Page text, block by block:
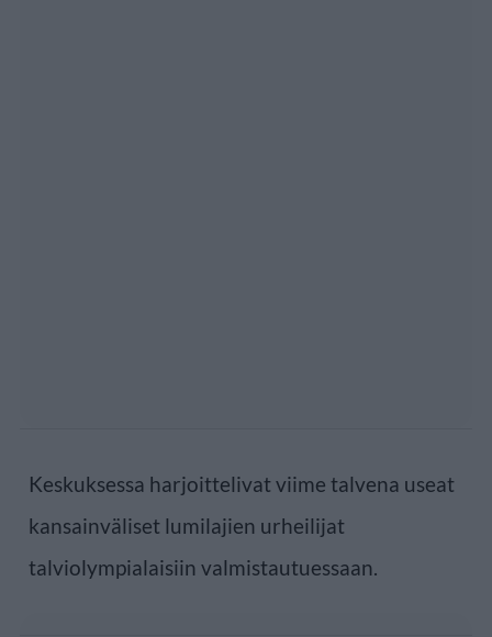
Keskuksessa harjoittelivat viime talvena useat
kansainväliset lumilajien urheilijat
talviolympialaisiin valmistautuessaan.